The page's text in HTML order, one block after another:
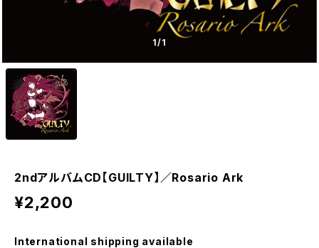
1/1
2ndアルバムCD【GUILTY】／Rosario Ark
¥2,200
International shipping available